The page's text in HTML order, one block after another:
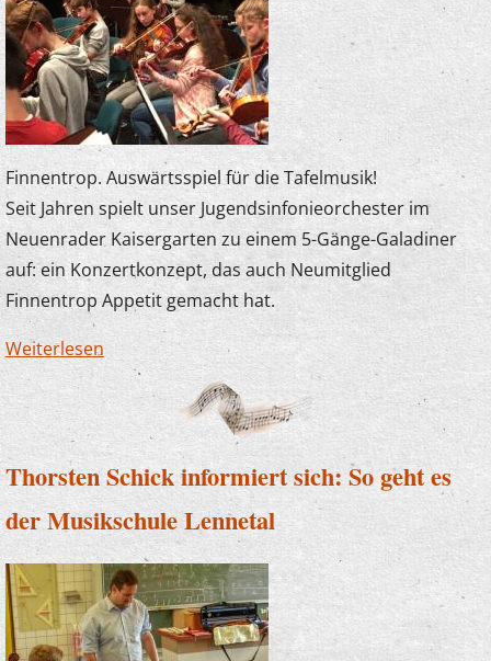
Finnentrop. Auswärtsspiel für die Tafelmusik!
Seit Jahren spielt unser Jugendsinfonieorchester im
Neuenrader Kaisergarten zu einem 5-Gänge-Galadiner
auf: ein Konzertkonzept, das auch Neumitglied
Finnentrop Appetit gemacht hat.
Weiterlesen über Tafelmusik in Schönholthausen
Thorsten Schick informiert sich: So geht es
der Musikschule Lennetal